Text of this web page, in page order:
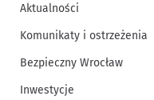
Aktualności
Komunikaty i ostrzeżenia
Bezpieczny Wrocław
Inwestycje